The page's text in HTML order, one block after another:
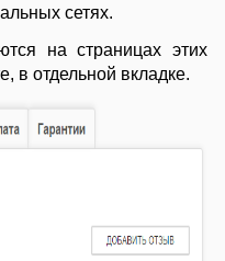
сетях.
на страницах этих
в отдельной вкладке.